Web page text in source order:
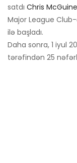
satdı Chris
Major League Club-
ilə başladı.
Daha sonra, 1 iyul
tərəfindən 25